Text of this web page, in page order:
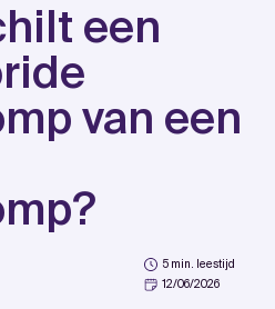
een
van een
5 min. leestijd
12/06/2026